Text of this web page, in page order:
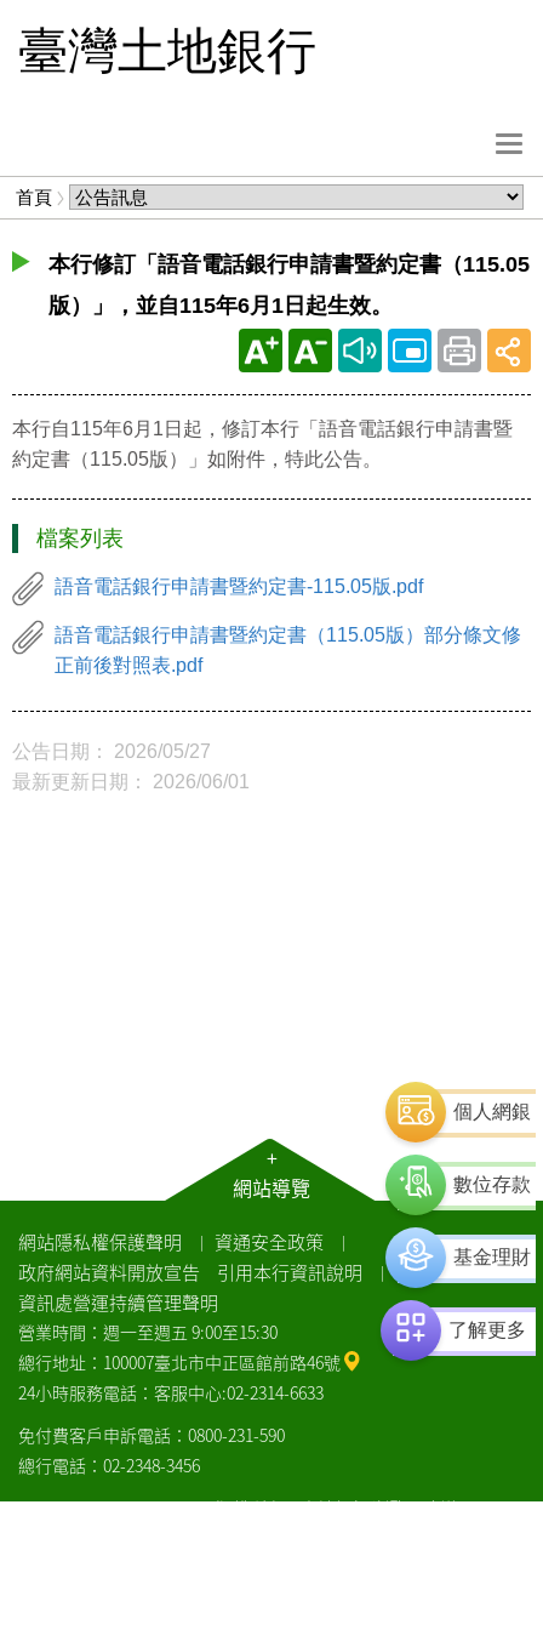
臺灣土地銀行
選
單
按
首頁
麵
包
屑
本行修訂「語音電話銀行申請書暨約定書（115.05
版）」，並自115年6月1日起生效。
本行自115年6月1日起，修訂本行「語音電話銀行申請書暨
約定書（115.05版）」如附件，特此公告。
檔案列表
語音電話銀行申請書暨約定書-115.05版.pdf
語音電話銀行申請書暨約定書（115.05版）部分條文修
正前後對照表.pdf
公告日期： 2026/05/27
最新更新日期： 2026/06/01
+
網站導覽
網站隱私權保護聲明 ｜ 資通安全政策 ｜
政府網站資料開放宣告 引用本行資訊說明 ｜
資訊處營運持續管理聲明
營業時間：週一至週五 9:00至15:30
總行地址：100007臺北市中正區館前路46號
24小時服務電話：客服中心:02-2314-6633
免付費客戶申訴電話：0800-231-590
總行電話：02-2348-3456
COPYRIGHT© LANDBANK 版權所有：土地銀行瀏覽器建議
個人網銀
數位存款
基金理財
了解更多